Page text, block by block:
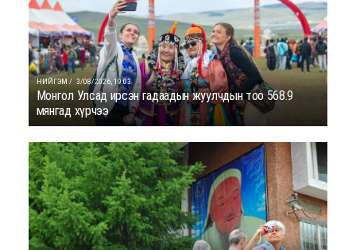
НИЙГЭМ / 3/08/2026, 19:03
Монгол Улсад ирсэн гадаадын жуулчдын тоо 568.9
мянгад хүрчээ